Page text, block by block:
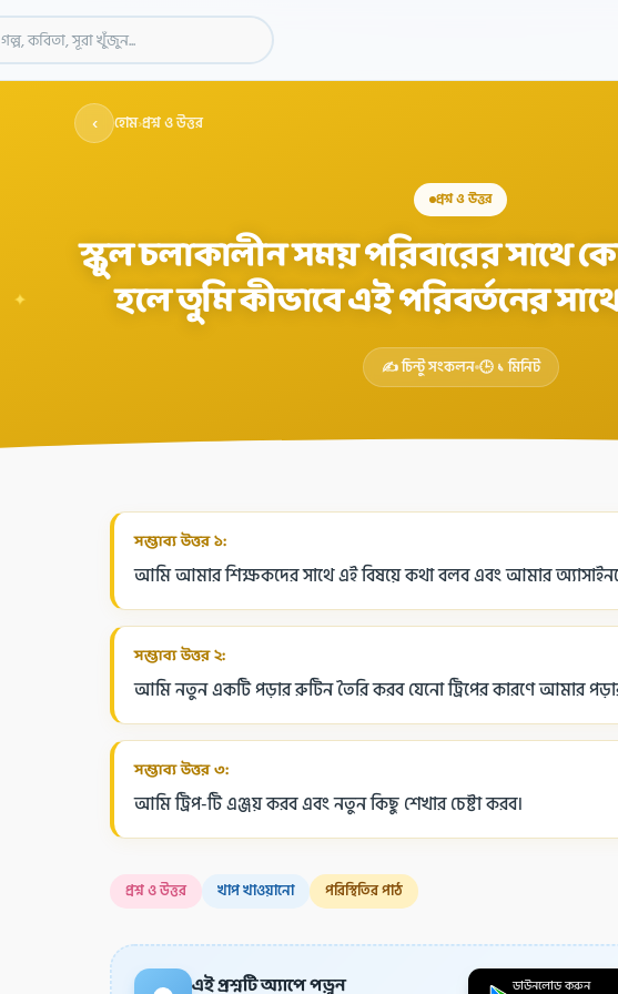
গল্প, কবিতা, সূরা খুঁজুন...
✦
‹ হোম›প্রশ্ন ও উত্তর
প্রশ্ন ও উত্তর
স্কুল চলাকালীন সময় পরিবারের সাথে
হলে তুমি কীভাবে এই পরিবর্তনের
✍️ চিন্টু সংকলন 🕒 ১ মিনিট
সম্ভাব্য উত্তর ১:
আমি আমার শিক্ষকদের সাথে এই বিষয়ে কথা বলব এবং আমার
সম্ভাব্য উত্তর ২:
আমি নতুন একটি পড়ার রুটিন তৈরি করব যেনো ট্রিপের কারণে আমার
সম্ভাব্য উত্তর ৩:
আমি ট্রিপ-টি এঞ্জয় করব এবং নতুন কিছু শেখার চেষ্টা করব।
প্রশ্ন ও উত্তর খাপ খাওয়ানো পরিস্থিতির পাঠ
এই প্রশ্নটি অ্যাপে পড়ুন ডাউনলোড করুন